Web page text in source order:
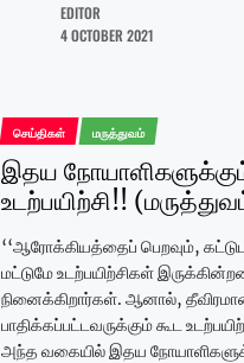
EDITOR
4 OCTOBER 2021
செய்திகள் மருத்துவம்
இதய
உடற்பயிற்சி!!
‘‘ஆரோக்கியத்தைப் பெறவும்,
மட்டுமே உடற்பயிற்சிகள்
நினைக்கிறார்கள். ஆனால்,
பாதிக்கப்பட்டவருக்கும் கூட
அந்த வகையில் இதய